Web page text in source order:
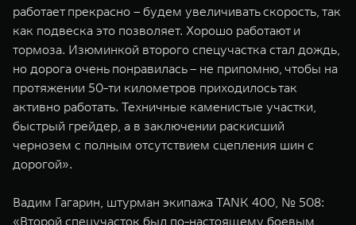
работает прекрасно – будем увеличивать скорость, так
как подвеска это позволяет. Хорошо работают и
тормоза. Изюминкой второго спецучастка стал дождь,
но дорога очень понравилась – не припомню, чтобы на
протяжении 50-ти километров приходилось так
активно работать. Техничные каменистые участки,
быстрый грейдер, а в заключении раскисший
чернозем с полным отсутствием сцепления шин с
дорогой».
Вадим Гагарин, штурман экипажа TANK 400, № 508:
«Второй спецучасток был по-настоящему боевым,